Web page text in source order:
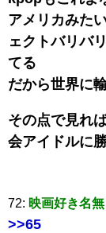
アメリカみた
ェクトバリバ
てる
だから世界に
その点で見れ
会アイドルに
72: 映画好き名無
>>65